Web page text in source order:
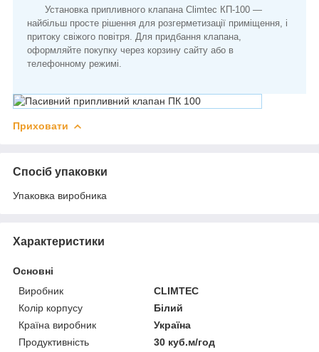
Установка припливного клапана Climtec КП-100 —
найбільш просте рішення для розгерметизації приміщення, і
притоку свіжого повітря. Для придбання клапана,
оформляйте покупку через корзину сайту або в
телефонному режимі.
Приховати
Спосіб упаковки
Упаковка виробника
Характеристики
Основні
Виробник
CLIMTEC
Колір корпусу
Білий
Країна виробник
Україна
Продуктивність
30 куб.м/год